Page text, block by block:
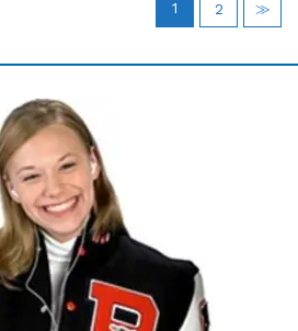
1 2 ≫